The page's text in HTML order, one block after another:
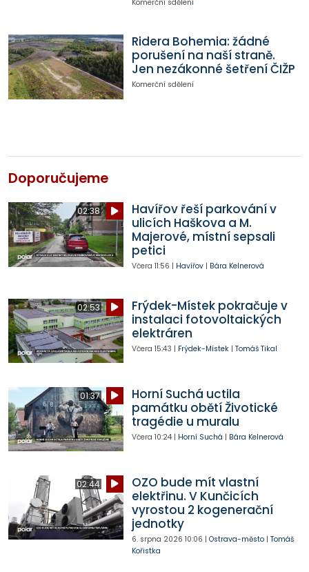
Komerční sdělení
Ridera Bohemia: žádné
porušení na naší straně.
Jen nezákonné šetření ČIŽP
Komerční sdělení
Doporučujeme
02:38
Havířov řeší parkování v
ulicích Haškova a M.
Majerové, místní sepsali
petici
Včera 11:56 | Havířov| Bára Kelnerová
02:53
Frýdek-Místek pokračuje v
instalaci fotovoltaických
elektráren
Včera 15:43 | Frýdek-Místek| Tomáš Tikal
01:37
Horní Suchá uctila
památku obětí Životické
tragédie u muralu
Včera 10:24| Horní Suchá | Bára Kelnerová
02:44
OZO bude mít vlastní
elektřinu. V Kunčicích
vyrostou 2 kogenerační
jednotky
6. srpna 2026 10:06 | Ostrava-město| Tomáš
Kořistka